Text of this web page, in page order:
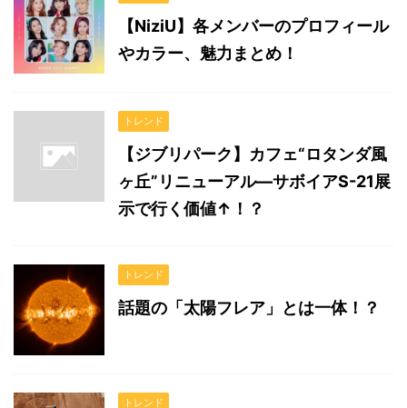
【NiziU】各メンバーのプロフィール
やカラー、魅力まとめ！
トレンド
【ジブリパーク】カフェ“ロタンダ風
ヶ丘”リニューアル—サボイアS-21展
示で行く価値↑！？
トレンド
話題の「太陽フレア」とは一体！？
トレンド